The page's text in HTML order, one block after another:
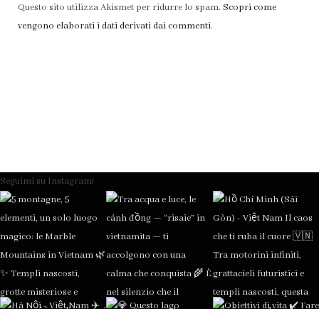
Questo sito utilizza Akismet per ridurre lo spam. Scopri come
vengono elaborati i dati derivati dai commenti.
Seguimi su Instagram!